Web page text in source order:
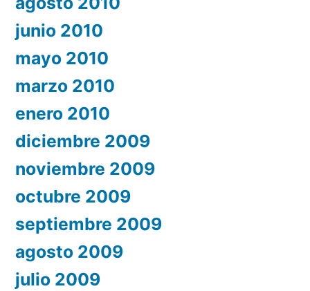
junio 2010
mayo 2010
marzo 2010
enero 2010
diciembre 2009
noviembre 2009
octubre 2009
septiembre 2009
agosto 2009
julio 2009